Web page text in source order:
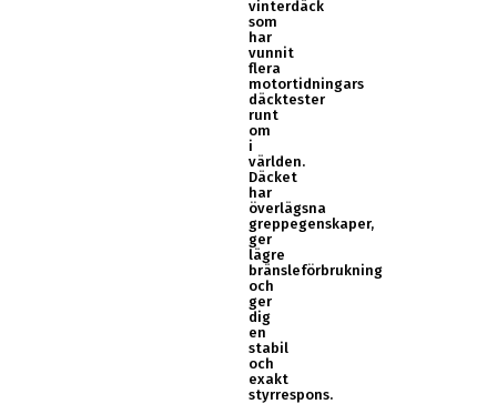
vinterdäck
som
har
vunnit
flera
motortidningars
däcktester
runt
om
i
världen.
Däcket
har
överlägsna
greppegenskaper,
ger
lägre
bränsleförbrukning
och
ger
dig
en
stabil
och
exakt
styrrespons.